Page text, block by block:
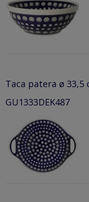
Taca patera ø 33,5
GU1333DEK487